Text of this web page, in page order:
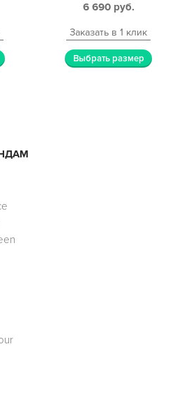
6 690 руб.
Заказать в 1 клик
Выбрать размер